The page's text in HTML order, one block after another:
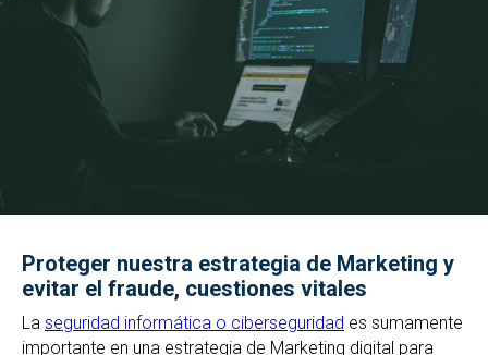
Proteger nuestra estrategia de Marketing y
evitar el fraude, cuestiones vitales
La seguridad informática o ciberseguridad es sumamente
importante en una estrategia de Marketing digital para